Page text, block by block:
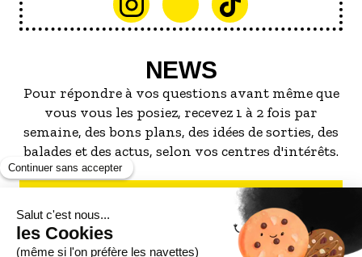
NEWS
Pour répondre à vos questions avant même que
vous vous les posiez, recevez 1 à 2 fois par
semaine, des bons plans, des idées de sorties, des
balades et des actus, selon vos centres d'intérêts.
S'INSCRIRE À LA NEWSLETTER